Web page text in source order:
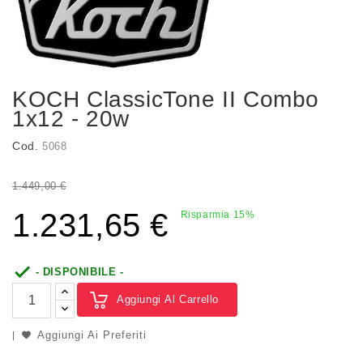
KOCH ClassicTone II Combo
1x12 - 20w
Cod. 5068
1.449,00 €
1.231,65 € Risparmia 15%
 - DISPONIBILE -
Aggiungi Al Carrello
Aggiungi Ai Preferiti